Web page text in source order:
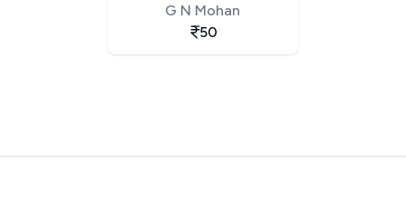
G N Mohan
50